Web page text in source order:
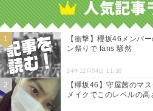
【衝撃】櫻坂46メンバ
ン祭りで fans 騒然
24年12月04日 11:30
【欅坂46】守屋茜のマ
メイクでこのレベルの高